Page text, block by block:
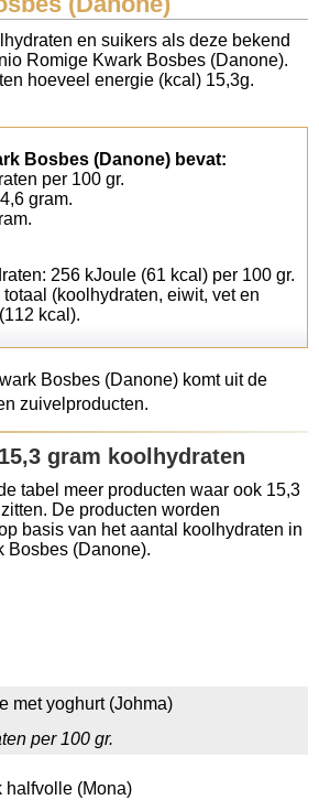
en suikers als deze bekend
Romige Kwark Bosbes (Danone).
hoeveel energie (kcal) 15,3g.
Bosbes (Danone) bevat:
per 100 gr.
gram.
256 kJoule (61 kcal) per 100 gr.
(koolhydraten, eiwit, vet en
kcal).
Bosbes (Danone) komt uit de
zuivelproducten.
gram koolhydraten
tabel meer producten waar ook 15,3
De producten worden
basis van het aantal koolhydraten in
Bosbes (Danone).
met yoghurt (Johma)
per 100 gr.
halfvolle (Mona)